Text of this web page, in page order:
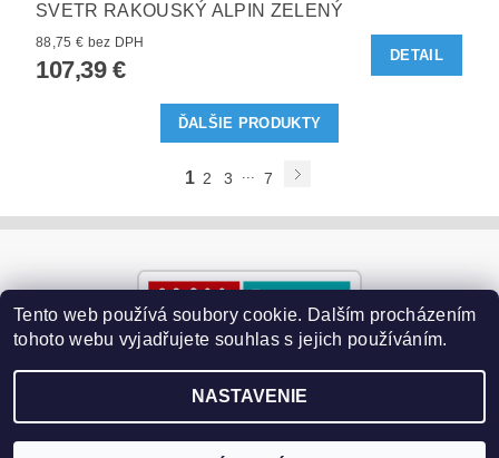
SVETR RAKOUSKÝ ALPIN ZELENÝ
88,75 € bez DPH
107,39 €
DETAIL
ĎALŠIE PRODUKTY
1 2 3 7
2026 ©Paralyzery-vychytavky.cz, všetky práva vyhradené
Tento web používá soubory cookie. Dalším procházením
tohoto webu vyjadřujete souhlas s jejich používáním.
NASTAVENIE